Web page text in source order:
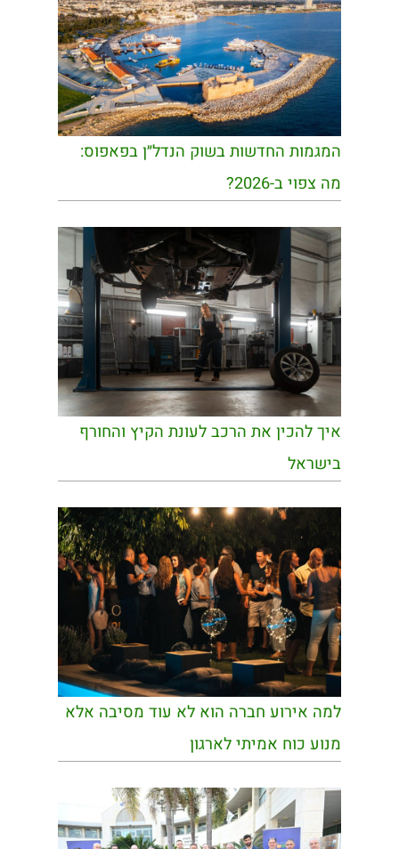
המגמות החדשות בשוק הנדל״ן בפאפוס:
מה צפוי ב-2026?
איך להכין את הרכב לעונת הקיץ והחורף
בישראל
למה אירוע חברה הוא לא עוד מסיבה אלא
מנוע כוח אמיתי לארגון